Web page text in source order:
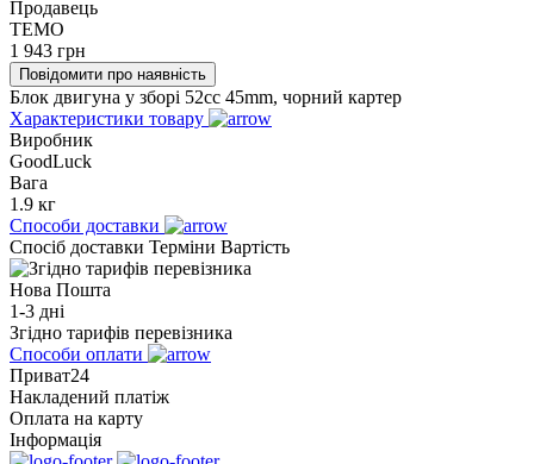
Продавець
TEMO
1 943 грн
Повідомити про наявність
Блок двигуна у зборі 52cc 45mm, чорний картер
Характеристики товару
Виробник
GoodLuck
Вага
1.9 кг
Способи доставки
Спосіб доставки Терміни Вартість
Нова Пошта
1-3 дні
Згідно тарифів перевізника
Способи оплати
Приват24
Накладений платіж
Оплата на карту
Інформація